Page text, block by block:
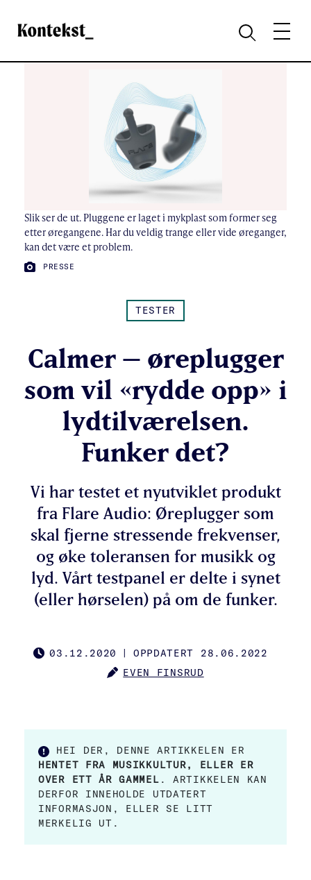
Kontekst
SØKMENY
Slik ser de ut. Pluggene er laget i mykplast som former seg
etter øregangene. Har du veldig trange eller vide øreganger,
kan det være et problem.
FOTO:
PRESSE
TESTER
Calmer – øreplugger
som vil «rydde opp» i
lydtilværelsen.
Funker det?
Vi har testet et nyutviklet produkt
fra Flare Audio: Øreplugger som
skal fjerne stressende frekvenser,
og øke toleransen for musikk og
lyd. Vårt testpanel er delte i synet
(eller hørselen) på om de funker.
PUBLISHED
03.12.2020 | OPPDATERT 28.06.2022
AUTHOR
EVEN FINSRUD
HEI DER, DENNE ARTIKKELEN ER
HENTET FRA MUSIKKULTUR, ELLER ER
OVER ETT ÅR GAMMEL . ARTIKKELEN KAN
DERFOR INNEHOLDE UTDATERT
INFORMASJON, ELLER SE LITT
MERKELIG UT.